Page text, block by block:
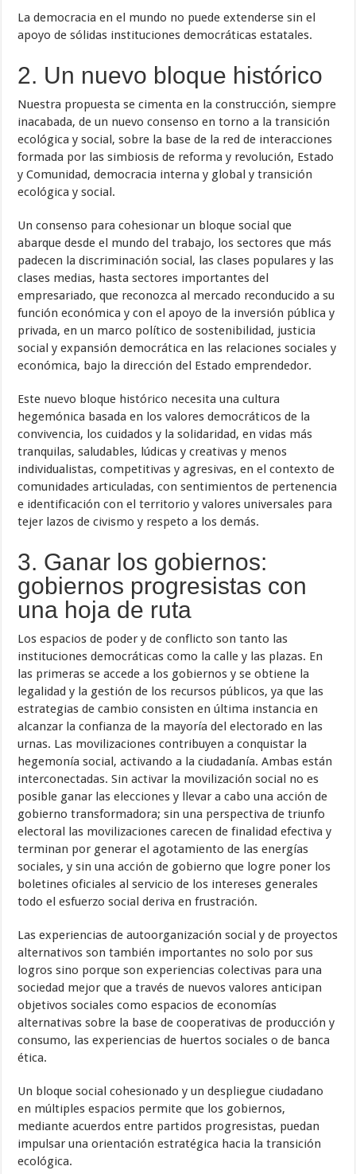
La democracia en el mundo no puede extenderse sin el
apoyo de sólidas instituciones democráticas estatales.
2. Un nuevo bloque histórico
Nuestra propuesta se cimenta en la construcción, siempre
inacabada, de un nuevo consenso en torno a la transición
ecológica y social, sobre la base de la red de interacciones
formada por las simbiosis de reforma y revolución, Estado
y Comunidad, democracia interna y global y transición
ecológica y social.
Un consenso para cohesionar un bloque social que
abarque desde el mundo del trabajo, los sectores que más
padecen la discriminación social, las clases populares y las
clases medias, hasta sectores importantes del
empresariado, que reconozca al mercado reconducido a su
función económica y con el apoyo de la inversión pública y
privada, en un marco político de sostenibilidad, justicia
social y expansión democrática en las relaciones sociales y
económica, bajo la dirección del Estado emprendedor.
Este nuevo bloque histórico necesita una cultura
hegemónica basada en los valores democráticos de la
convivencia, los cuidados y la solidaridad, en vidas más
tranquilas, saludables, lúdicas y creativas y menos
individualistas, competitivas y agresivas, en el contexto de
comunidades articuladas, con sentimientos de pertenencia
e identificación con el territorio y valores universales para
tejer lazos de civismo y respeto a los demás.
3. Ganar los gobiernos:
gobiernos progresistas con
una hoja de ruta
Los espacios de poder y de conflicto son tanto las
instituciones democráticas como la calle y las plazas. En
las primeras se accede a los gobiernos y se obtiene la
legalidad y la gestión de los recursos públicos, ya que las
estrategias de cambio consisten en última instancia en
alcanzar la confianza de la mayoría del electorado en las
urnas. Las movilizaciones contribuyen a conquistar la
hegemonía social, activando a la ciudadanía. Ambas están
interconectadas. Sin activar la movilización social no es
posible ganar las elecciones y llevar a cabo una acción de
gobierno transformadora; sin una perspectiva de triunfo
electoral las movilizaciones carecen de finalidad efectiva y
terminan por generar el agotamiento de las energías
sociales, y sin una acción de gobierno que logre poner los
boletines oficiales al servicio de los intereses generales
todo el esfuerzo social deriva en frustración.
Las experiencias de autoorganización social y de proyectos
alternativos son también importantes no solo por sus
logros sino porque son experiencias colectivas para una
sociedad mejor que a través de nuevos valores anticipan
objetivos sociales como espacios de economías
alternativas sobre la base de cooperativas de producción y
consumo, las experiencias de huertos sociales o de banca
ética.
Un bloque social cohesionado y un despliegue ciudadano
en múltiples espacios permite que los gobiernos,
mediante acuerdos entre partidos progresistas, puedan
impulsar una orientación estratégica hacia la transición
ecológica.